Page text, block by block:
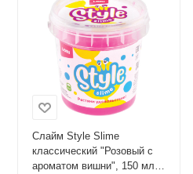
Слайм Style Slime
классический "Розовый с
ароматом вишни", 150 мл,